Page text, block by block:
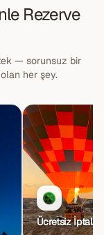
Rezerve
— sorunsuz bir
her şey.
Ücretsiz İptal
Kapadokya
tam iade